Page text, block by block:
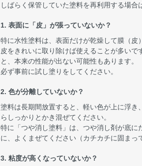
しばらく保管していた塗料を再利用する場合
1. 表面に「皮」が張っていないか？
特に水性塗料は、表面だけが乾燥して膜（皮
皮をきれいに取り除けば使えることが多い
と、本来の性能が出ない可能性もあります。
必ず事前に試し塗りをしてください。
2. 色が分離していないか？
塗料は長期間放置すると、軽い色が上に浮
らしっかりとかき混ぜてください。
特に「つや消し塗料」は、つや消し剤が底に
に、よくまぜてください（カチカチに固まっ
3. 粘度が高くなっていないか？